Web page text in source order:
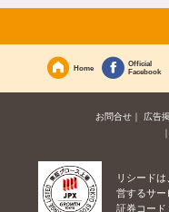
Home
Official
Facebook
お問合せ 広告
リシード
営するサー
証券コード